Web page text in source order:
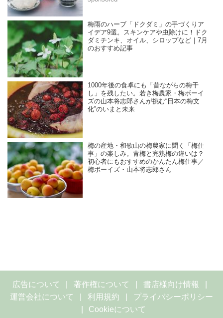
梅雨のハーブ「ドクダミ」の手づくりア
イデア9選。スキンケアや虫除けに！ドク
ダミチンキ、オイル、シロップなど｜7月
のおすすめ記事
1000年後の食卓にも「昔ながらの梅干
し」を残したい。若き梅農家・梅ボーイ
ズの山本将志郎さんが挑む“日本の梅文
化”のいまと未来
梅の産地・和歌山の梅農家に聞く「梅仕
事」の楽しみ。青梅と完熟梅の違いは？
初心者にもおすすめのかんたん梅仕事／
梅ボーイズ・山本将志郎さん
広告について 著作権について
書店様向け情報
運営会社について
利用規約
プライバシーポリシー
Cookieについて